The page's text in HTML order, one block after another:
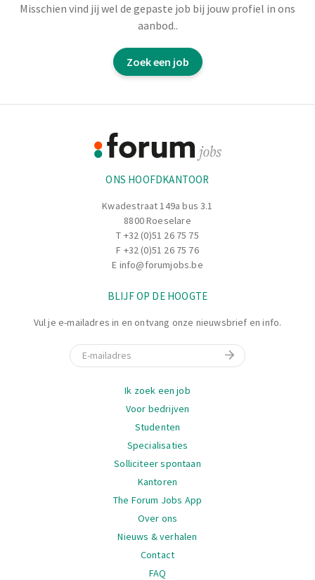
Le soudage des cages d’armature et des pièces
métalliques est réalisé sur base de plans techniques.
Tu lis les plans et t’assures que tous les éléments sont
placés dans la bonne position.
En appliquant différentes techniques de soudage, tu
Tu effectues toi-même les contrôles qualité afin de
respecter les tolérances définies.
Misschien vind jij wel de gepaste job bij jouw profiel in ons
aanbod..
Zoek een job
ONS HOOFDKANTOOR
Kwadestraat 149a bus 3.1
8800 Roeselare
T +32 (0)51 26 75 75
F +32 (0)51 26 75 76
E info@forumjobs.be
BLIJF OP DE HOOGTE
Vul je e-mailadres in en ontvang onze nieuwsbrief en info.
E-mail
Ik zoek een job
Voor bedrijven
Studenten
Specialisaties
Solliciteer spontaan
Kantoren
The Forum Jobs App
Over ons
Nieuws & verhalen
Contact
FAQ